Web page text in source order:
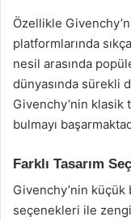
Özellikle
platformlarında
nesil arasında
dünyasında sürekli
Givenchy’nin klasik
bulmayı
Farklı Tasarım
Givenchy’nin küçük
seçenekleri ile